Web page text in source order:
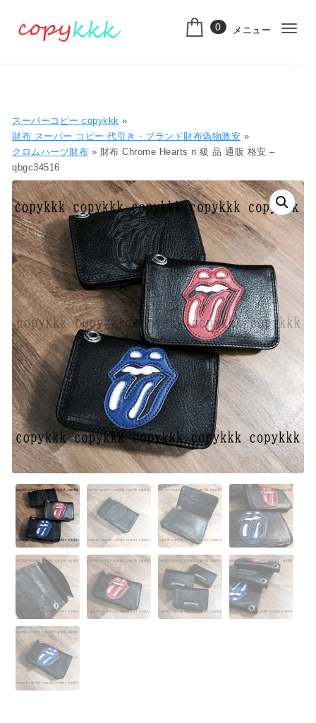
0 メニュー
ナ
ン
切
り
替
え
スーパーコピー copykkk »
財布 スーパー コピー 代引き​ - ブランド財布偽物激安 »
クロムハーツ財布 » 財布 Chrome Hearts n 級 品 通販 格安 –
qbgc34516